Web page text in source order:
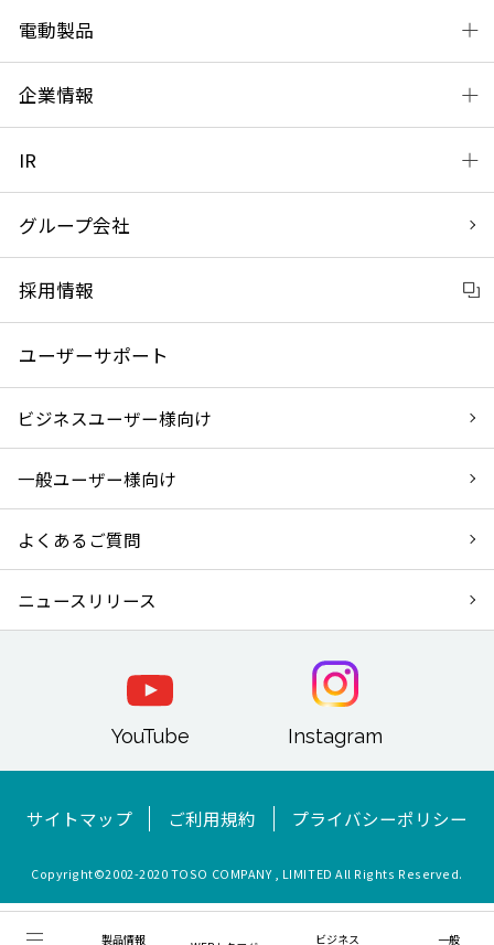
電動製品
企業情報
IR
グループ会社
採用情報
ユーザーサポート
ビジネスユーザー様向け
一般ユーザー様向け
よくあるご質問
ニュースリリース
YouTube Instagram
サイトマップ ご利用規約 プライバシーポリシー
Copyright©︎2002-2020 TOSO COMPANY , LIMITED All Rights Reserved.
製品情報 ビジネス 一般